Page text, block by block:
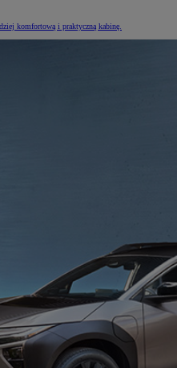
komfortową i praktyczną kabinę.